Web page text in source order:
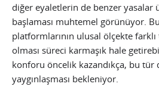
diğer eyaletlerin de benzer yasalar
başlaması muhtemel görünüyor.
platformlarının ulusal ölçekte
olması süreci karmaşık hale
konforu öncelik kazandıkça, bu tür
yaygınlaşması bekleniyor.